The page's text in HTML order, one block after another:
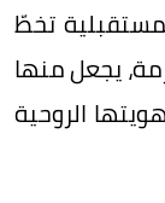
تخطّ
يجعل منها
الروحية